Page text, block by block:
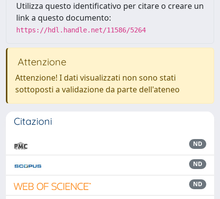
Utilizza questo identificativo per citare o creare un
link a questo documento:
https://hdl.handle.net/11586/5264
Attenzione
Attenzione! I dati visualizzati non sono stati
sottoposti a validazione da parte dell'ateneo
Citazioni
ND
ND
ND